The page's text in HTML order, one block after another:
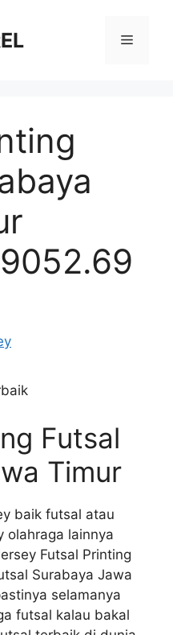
Menu
Futsal
Timur
baik futsal atau
olahraga lainnya
Futsal Printing
Surabaya Jawa
selamanya
futsal kalau bakal